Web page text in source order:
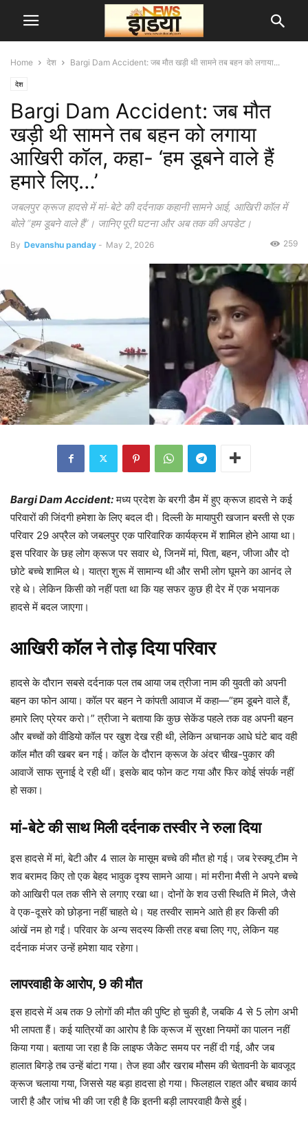
Home देश Bargi Dam Accident: जब मौत खड़ी थी सामने तब बहन को लगाया...
देश
Bargi Dam Accident: जब मौत
खड़ी थी सामने तब बहन को लगाया
आखिरी कॉल, कहा- ‘हम डूबने वाले हैं
हमारे लिए…’
जबलपुर क्रूज हादसे में मां-बेटे की दर्दनाक कहानी सामने आई, आखिरी कॉल में
बोले “हम डूबने वाले हैं”। जानिए पूरी घटना और अब तक की अपडेट।
By Devanshu panday - May 2, 2026 259
Bargi Dam Accident: मध्य प्रदेश के बरगी डैम में हुए क्रूज हादसे ने कई
परिवारों की जिंदगी हमेशा के लिए बदल दी। दिल्ली के मायापुरी खजान बस्ती से एक
परिवार 29 अप्रैल को जबलपुर एक पारिवारिक कार्यक्रम में शामिल होने आया था।
इस परिवार के छह लोग क्रूज पर सवार थे, जिनमें मां, पिता, बहन, जीजा और दो
छोटे बच्चे शामिल थे। यात्रा शुरू में सामान्य थी और सभी लोग घूमने का आनंद ले
रहे थे। लेकिन किसी को नहीं पता था कि यह सफर कुछ ही देर में एक भयानक
हादसे में बदल जाएगा।
आखिरी कॉल ने तोड़ दिया परिवार
हादसे के दौरान सबसे दर्दनाक पल तब आया जब त्रीजा नाम की युवती को अपनी
बहन का फोन आया। कॉल पर बहन ने कांपती आवाज में कहा—“हम डूबने वाले हैं,
हमारे लिए प्रेयर करो।” त्रीजा ने बताया कि कुछ सेकेंड पहले तक वह अपनी बहन
और बच्चों को वीडियो कॉल पर खुश देख रही थी, लेकिन अचानक आधे घंटे बाद वही
कॉल मौत की खबर बन गई। कॉल के दौरान क्रूज के अंदर चीख-पुकार की
आवाजें साफ सुनाई दे रही थीं। इसके बाद फोन कट गया और फिर कोई संपर्क नहीं
हो सका।
मां-बेटे की साथ मिली दर्दनाक तस्वीर ने रुला दिया
इस हादसे में मां, बेटी और 4 साल के मासूम बच्चे की मौत हो गई। जब रेस्क्यू टीम ने
शव बरामद किए तो एक बेहद भावुक दृश्य सामने आया। मां मरीना मैसी ने अपने बच्चे
को आखिरी पल तक सीने से लगाए रखा था। दोनों के शव उसी स्थिति में मिले, जैसे
वे एक-दूसरे को छोड़ना नहीं चाहते थे। यह तस्वीर सामने आते ही हर किसी की
आंखें नम हो गईं। परिवार के अन्य सदस्य किसी तरह बचा लिए गए, लेकिन यह
दर्दनाक मंजर उन्हें हमेशा याद रहेगा।
लापरवाही के आरोप, 9 की मौत
इस हादसे में अब तक 9 लोगों की मौत की पुष्टि हो चुकी है, जबकि 4 से 5 लोग अभी
भी लापता हैं। कई यात्रियों का आरोप है कि क्रूज में सुरक्षा नियमों का पालन नहीं
किया गया। बताया जा रहा है कि लाइफ जैकेट समय पर नहीं दी गई, और जब
हालात बिगड़े तब उन्हें बांटा गया। तेज हवा और खराब मौसम की चेतावनी के बावजूद
क्रूज चलाया गया, जिससे यह बड़ा हादसा हो गया। फिलहाल राहत और बचाव कार्य
जारी है और जांच भी की जा रही है कि इतनी बड़ी लापरवाही कैसे हुई।